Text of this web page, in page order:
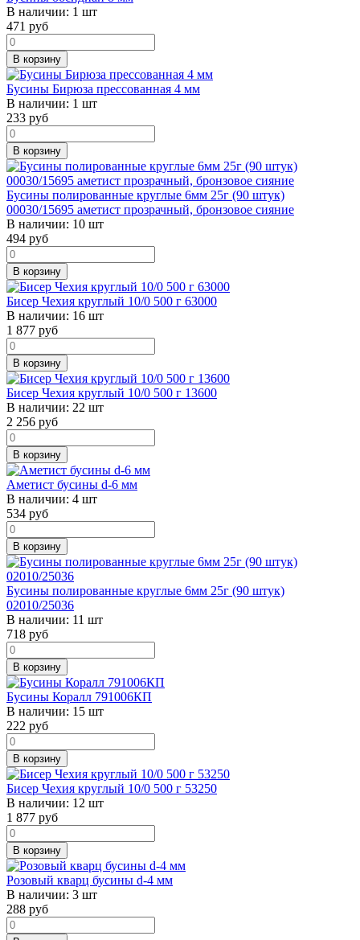
В наличии: 1 шт
471 руб
В корзину
Бусины Бирюза прессованная 4 мм
В наличии: 1 шт
233 руб
В корзину
Бусины полированные круглые 6мм 25г (90 штук)
00030/15695 аметист прозрачный, бронзовое сияние
В наличии: 10 шт
494 руб
В корзину
Бисер Чехия круглый 10/0 500 г 63000
В наличии: 16 шт
1 877 руб
В корзину
Бисер Чехия круглый 10/0 500 г 13600
В наличии: 22 шт
2 256 руб
В корзину
Аметист бусины d-6 мм
В наличии: 4 шт
534 руб
В корзину
Бусины полированные круглые 6мм 25г (90 штук)
02010/25036
В наличии: 11 шт
718 руб
В корзину
Бусины Коралл 791006КП
В наличии: 15 шт
222 руб
В корзину
Бисер Чехия круглый 10/0 500 г 53250
В наличии: 12 шт
1 877 руб
В корзину
Розовый кварц бусины d-4 мм
В наличии: 3 шт
288 руб